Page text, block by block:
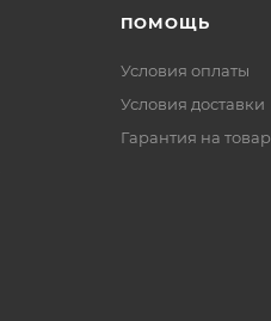
ПОМОЩЬ
Условия оплаты
Условия доставки
Гарантия на товар